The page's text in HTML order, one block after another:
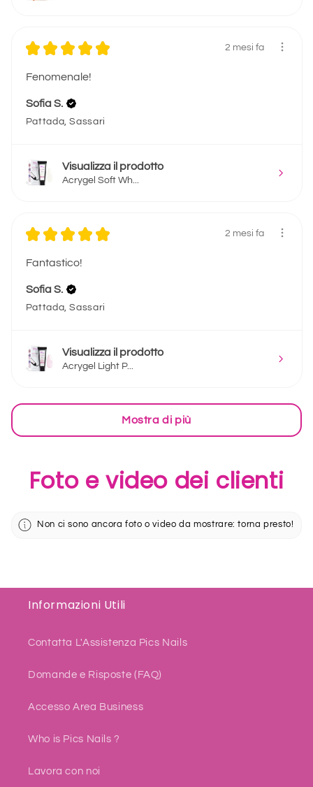
★ ★ ★ ★ ★ 2 mesi fa
Fenomenale!
Sofia S.
Pattada, Sassari
Visualizza il prodotto
Acrygel Soft Wh...
★ ★ ★ ★ ★ 2 mesi fa
Fantastico!
Sofia S.
Pattada, Sassari
Visualizza il prodotto
Acrygel Light P...
Mostra di più
Foto e video dei clienti
Non ci sono ancora foto o video da mostrare: torna presto!
Informazioni Utili
Contatta L'Assistenza Pics Nails
Domande e Risposte (FAQ)
Accesso Area Business
Who is Pics Nails ?
Lavora con noi